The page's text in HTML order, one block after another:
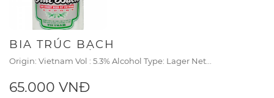
BIA TRÚC BẠCH
Origin: Vietnam Vol : 5.3% Alcohol Type: Lager Net...
65.000 VNĐ